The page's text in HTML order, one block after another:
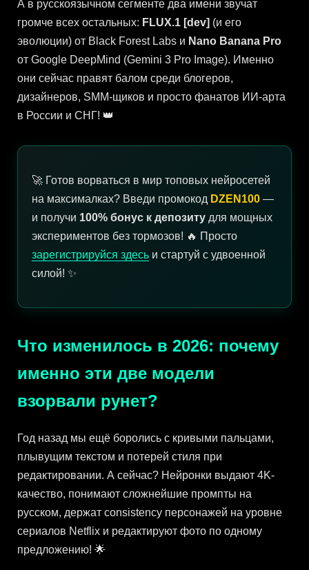
А в русскоязычном сегменте два имени звучат
громче всех остальных: FLUX.1 [dev] (и его
эволюции) от Black Forest Labs и Nano Banana Pro
от Google DeepMind (Gemini 3 Pro Image). Именно
они сейчас правят балом среди блогеров,
дизайнеров, SMM-щиков и просто фанатов ИИ-арта
в России и СНГ! 👑
🚀 Готов ворваться в мир топовых нейросетей
на максималках? Введи промокод DZEN100 —
и получи 100% бонус к депозиту для мощных
экспериментов без тормозов! 🔥 Просто
зарегистрируйся здесь и стартуй с удвоенной
силой! ✨
Что изменилось в 2026: почему
именно эти две модели
взорвали рунет?
Год назад мы ещё боролись с кривыми пальцами,
плывущим текстом и потерей стиля при
редактировании. А сейчас? Нейронки выдают 4K-
качество, понимают сложнейшие промпты на
русском, держат consistency персонажей на уровне
сериалов Netflix и редактируют фото по одному
предложению! 🌟